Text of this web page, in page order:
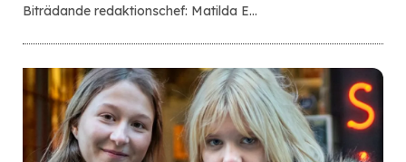
Biträdande redaktionschef: Matilda E…